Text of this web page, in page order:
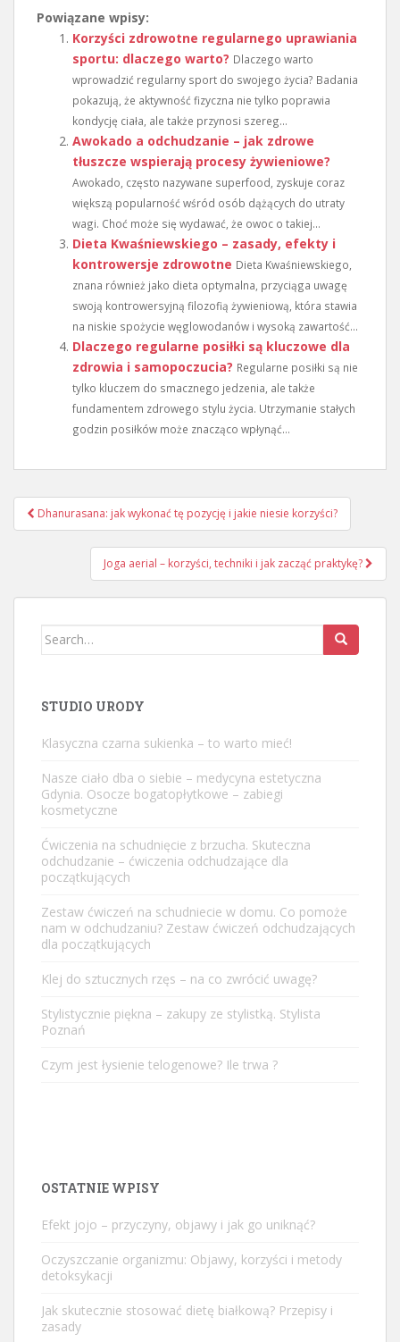
Powiązane wpisy:
Korzyści zdrowotne regularnego uprawiania
sportu: dlaczego warto? Dlaczego warto
wprowadzić regularny sport do swojego życia? Badania
pokazują, że aktywność fizyczna nie tylko poprawia
kondycję ciała, ale także przynosi szereg...
Awokado a odchudzanie – jak zdrowe
tłuszcze wspierają procesy żywieniowe?
Awokado, często nazywane superfood, zyskuje coraz
większą popularność wśród osób dążących do utraty
wagi. Choć może się wydawać, że owoc o takiej...
Dieta Kwaśniewskiego – zasady, efekty i
kontrowersje zdrowotne Dieta Kwaśniewskiego,
znana również jako dieta optymalna, przyciąga uwagę
swoją kontrowersyjną filozofią żywieniową, która stawia
na niskie spożycie węglowodanów i wysoką zawartość...
Dlaczego regularne posiłki są kluczowe dla
zdrowia i samopoczucia? Regularne posiłki są nie
tylko kluczem do smacznego jedzenia, ale także
fundamentem zdrowego stylu życia. Utrzymanie stałych
godzin posiłków może znacząco wpłynąć...
Nawigacja
wpisu
Dhanurasana: jak wykonać tę pozycję i jakie niesie korzyści?
Joga aerial – korzyści, techniki i jak zacząć praktykę?
Search
STUDIO URODY
Klasyczna czarna sukienka – to warto mieć!
Nasze ciało dba o siebie – medycyna estetyczna
Gdynia. Osocze bogatopłytkowe – zabiegi
kosmetyczne
Ćwiczenia na schudnięcie z brzucha. Skuteczna
odchudzanie – ćwiczenia odchudzające dla
początkujących
Zestaw ćwiczeń na schudniecie w domu. Co pomoże
nam w odchudzaniu? Zestaw ćwiczeń odchudzających
dla początkujących
Klej do sztucznych rzęs – na co zwrócić uwagę?
Stylistycznie piękna – zakupy ze stylistką. Stylista
Poznań
Czym jest łysienie telogenowe? Ile trwa ?
OSTATNIE WPISY
Efekt jojo – przyczyny, objawy i jak go uniknąć?
Oczyszczanie organizmu: Objawy, korzyści i metody
detoksykacji
Jak skutecznie stosować dietę białkową? Przepisy i
zasady